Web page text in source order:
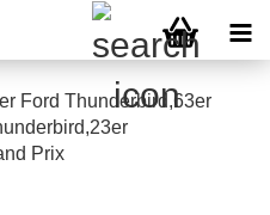
Ford Thunderbird,63er
Prix